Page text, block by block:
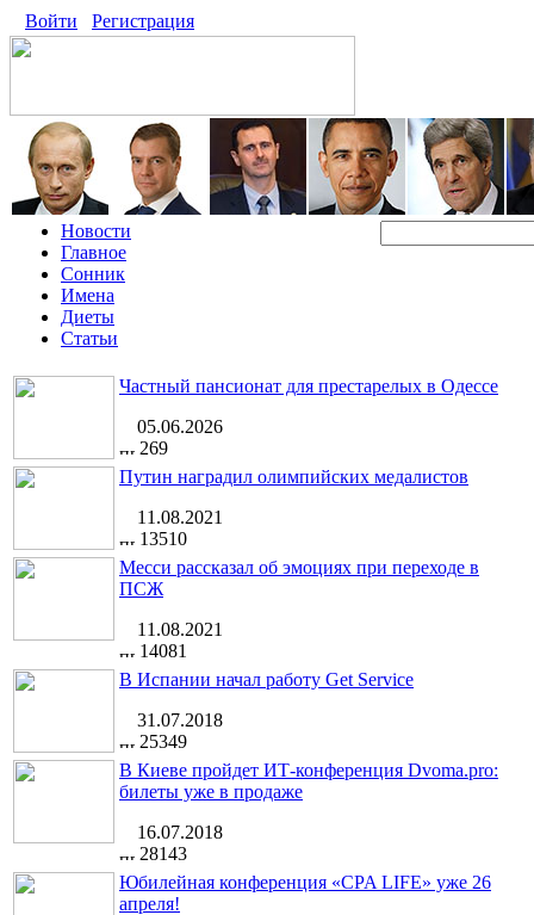
Войти Регистрация
Новости
Главное
Сонник
Имена
Диеты
Статьи
Частный пансионат для престарелых в Одессе
05.06.2026
269
Путин наградил олимпийских медалистов
11.08.2021
13510
Месси рассказал об эмоциях при переходе в
ПСЖ
11.08.2021
14081
В Испании начал работу Get Service
31.07.2018
25349
В Киеве пройдет ИТ-конференция Dvoma.pro:
билеты уже в продаже
16.07.2018
28143
Юбилейная конференция «CPA LIFE» уже 26
апреля!